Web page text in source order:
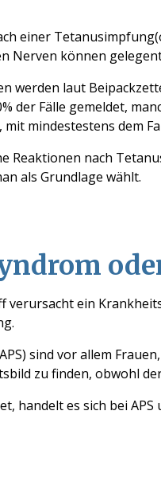
einer
Nerven können
werden laut
der Fälle gemeldet,
mindestestens dem
Reaktionen nach
als Grundlage wählt.
verursacht ein Krankheit
.
sind vor allem Frauen,
zu finden, obwohl
, handelt es sich bei APS